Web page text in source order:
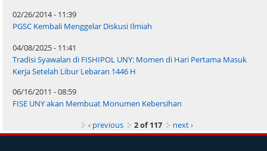
02/26/2014 - 11:39
PGSC Kembali Menggelar Diskusi Ilmiah
04/08/2025 - 11:41
Tradisi Syawalan di FISHIPOL UNY: Momen di Hari Pertama Masuk
Kerja Setelah Libur Lebaran 1446 H
06/16/2011 - 08:59
FISE UNY akan Membuat Monumen Kebersihan
‹ previous
2 of 117 next ›